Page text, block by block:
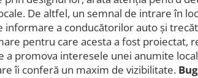
De altfel, un semnal de intrare în
informare a conducătorilor auto și
pentru care acesta a fost proiectat,
a promova interesele unei anumite
îi conferă un maxim de vizibilitate.